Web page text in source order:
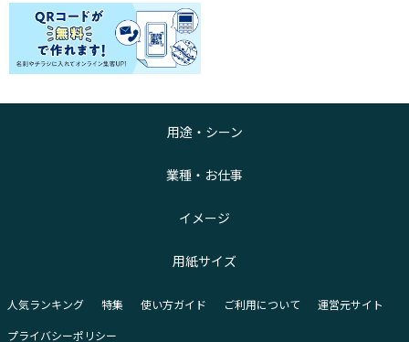
用途・シーン
業種・お仕事
イメージ
用紙サイズ
人気ランキング 特集 使い方ガイド ご利用について
運営元サイト
プライバシーポリシー